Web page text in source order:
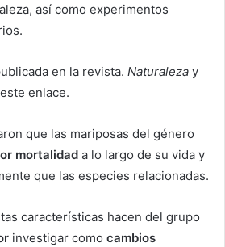
así como experimentos
en la revista. Naturaleza y
enlace.
que las mariposas del género
mortalidad a lo largo de su vida y
que las especies relacionadas.
características hacen del grupo
investigar como cambios